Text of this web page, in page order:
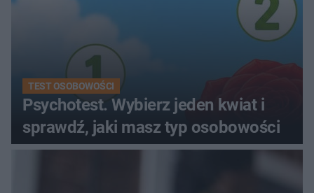
TEST OSOBOWOŚCI
Psychotest. Wybierz jeden kwiat i
sprawdź, jaki masz typ osobowości